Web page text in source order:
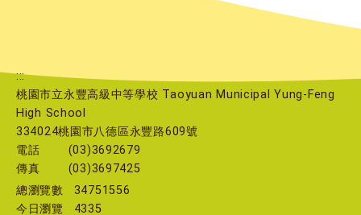
:::
桃園市立永豐高級中等學校 Taoyuan Municipal Yung-Feng
High School
334024桃園市八德區永豐路609號
電話
(03)3692679
傳真
(03)3697425
總瀏覽數
34751556
今日瀏覽
4335